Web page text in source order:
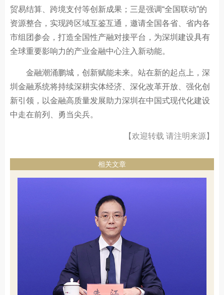
贸易结算、跨境支付等创新成果；三是强调“全国联动”的
资源整合，实现跨区域互鉴互通，邀请全国各省、省内各
市组团参会，打造全国性产融对接平台，为深圳建设具有
全球重要影响力的产业金融中心注入新动能。
金融潮涌鹏城，创新赋能未来。站在新的起点上，深
圳金融系统将持续深耕实体经济、深化改革开放、强化创
新引领，以金融高质量发展助力深圳在中国式现代化建设
中走在前列、勇当尖兵。
【欢迎转载 请注明来源】
相关文章